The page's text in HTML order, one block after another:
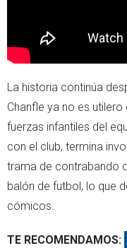
La historia continúa
Chanfle ya no es
fuerzas infantiles del
con el club, termina
trama de contrabando
balón de futbol, lo que
cómicos.
TE RECOMENDAMOS: